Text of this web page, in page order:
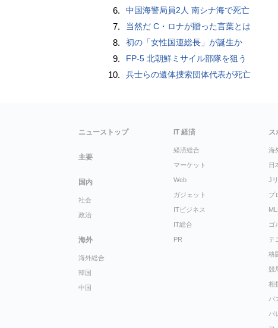
6. 中国海警局員2人 南シナ海で死亡
7. 当然だ C・ロナが贈った言葉とは
8. 初の「女性国連総長」が誕生か
9. FP-5 北朝鮮ミサイル部隊を狙う
10. 兵士らの遺体捜索団体代表が死亡
ニューストップ
主要
国内
社会
政治
海外
海外総合
韓国
中国
IT 経済
経済総合
マーケット
Web
ガジェット
ITビジネス
IT総合
PR
ス
海
日
J
プ
ゴ
テ
格
競
相
バ
バ